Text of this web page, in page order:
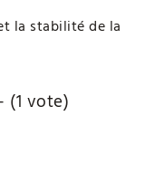
la stabilité de la
(1 vote)